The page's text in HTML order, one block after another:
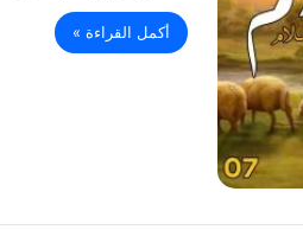
أكمل القراءة »